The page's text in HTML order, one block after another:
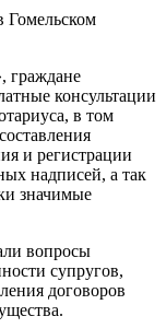
Гомельском
граждане
консультации
в том
и регистрации
надписей, а так
значимые
вопросы
супругов,
договоров